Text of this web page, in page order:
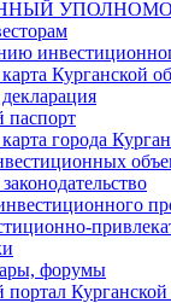
Курганской
города
форумы
Курганской